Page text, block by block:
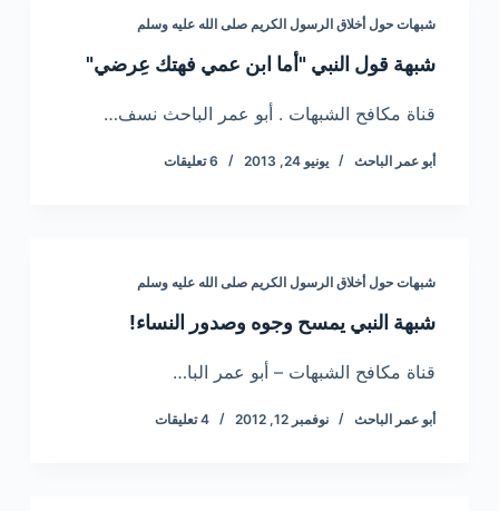
شبهات حول أخلاق الرسول الكريم صلى الله عليه وسلم
شبهة قول النبي "أما ابن عمي فهتك عِرضي"
قناة مكافح الشبهات . أبو عمر الباحث نسف…
أبو عمر الباحث يونيو 24, 2013 6 تعليقات
شبهات حول أخلاق الرسول الكريم صلى الله عليه وسلم
شبهة النبي يمسح وجوه وصدور النساء!
قناة مكافح الشبهات – أبو عمر البا…
أبو عمر الباحث نوفمبر 12, 2012 4 تعليقات